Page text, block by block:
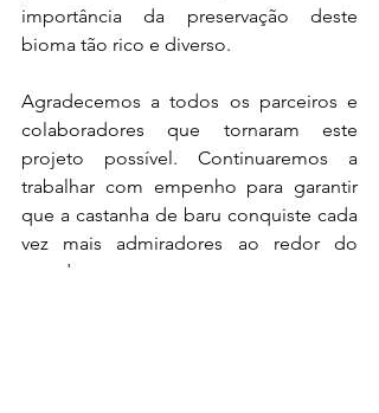
importância da preservação deste
bioma tão rico e diverso.
Agradecemos a todos os parceiros e
colaboradores que tornaram este
projeto possível. Continuaremos a
trabalhar com empenho para garantir
que a castanha de baru conquiste cada
vez mais admiradores ao redor do
mundo.